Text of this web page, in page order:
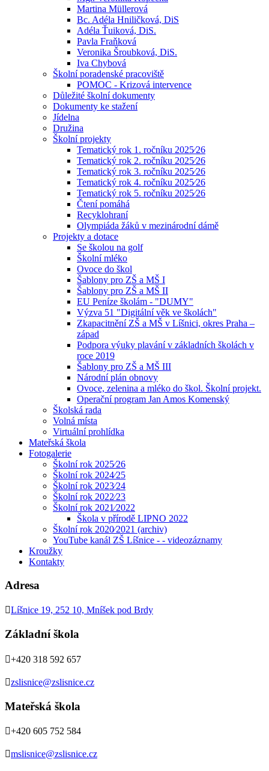
Martina Müllerová
Bc. Adéla Hniličková, DiS
Adéla Ťuiková, DiS.
Pavla Fraňková
Veronika Šroubková, DiS.
Iva Chybová
Školní poradenské pracoviště
POMOC - Krizová intervence
Důležité školní dokumenty
Dokumenty ke stažení
Jídelna
Družina
Školní projekty
Tematický rok 1. ročníku 2025⁄26
Tematický rok 2. ročníku 2025⁄26
Tematický rok 3. ročníku 2025⁄26
Tematický rok 4. ročníku 2025⁄26
Tematický rok 5. ročníku 2025⁄26
Čtení pomáhá
Recyklohraní
Olympiáda žáků v mezinárodní dámě
Projekty a dotace
Se školou na golf
Školní mléko
Ovoce do škol
Šablony pro ZŠ a MŠ I
Šablony pro ZŠ a MŠ II
EU Peníze školám - "DUMY"
Výzva 51 "Digitální věk ve školách"
Zkapacitnění ZŠ a MŠ v Líšnici, okres Praha –
západ
Podpora výuky plavání v základních školách v
roce 2019
Šablony pro ZŠ a MŠ III
Národní plán obnovy
Ovoce, zelenina a mléko do škol. Školní projekt.
Operační program Jan Amos Komenský
Školská rada
Volná místa
Virtuální prohlídka
Mateřská škola
Fotogalerie
Školní rok 2025⁄26
Školní rok 2024⁄25
Školní rok 2023⁄24
Školní rok 2022⁄23
Školní rok 2021⁄2022
Škola v přírodě LIPNO 2022
Školní rok 2020⁄2021 (archiv)
YouTube kanál ZŠ Líšnice - - videozáznamy
Kroužky
Kontakty
Adresa
Líšnice 19, 252 10, Mníšek pod Brdy
Základní škola
+420 318 592 657
zslisnice@zslisnice.cz
Mateřská škola
+420 605 752 584
mslisnice@zslisnice.cz